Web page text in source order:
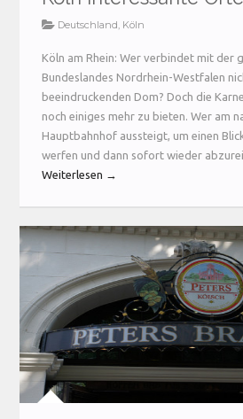
Deutschland, Köln
Köln am Rhein: Wer verbindet mit der
Bundeslandes Nordrhein-Westfalen
beeindruckenden Dom? Doch die
noch einiges mehr zu bieten. Wer am
Hauptbahnhof aussteigt, um einen
werfen und dann sofort wieder
Weiterlesen →